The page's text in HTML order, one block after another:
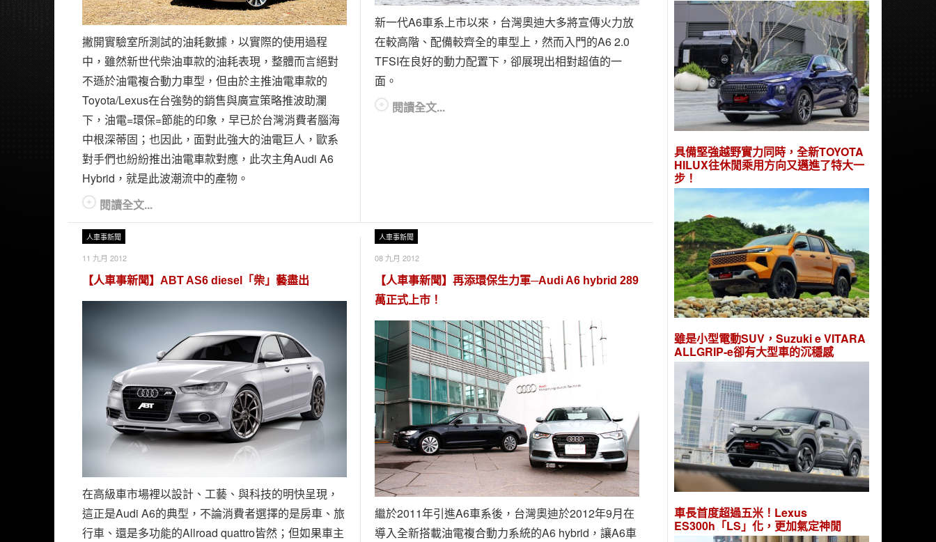
撇開實驗室所測試的油耗數據，以實際的使用過程
中，雖然新世代柴油車款的油耗表現，整體而言絕對
不遜於油電複合動力車型，但由於主推油電車款的
Toyota/Lexus在台強勢的銷售與廣宣策略推波助瀾
下，油電=環保=節能的印象，早已於台灣消費者腦海
中根深蒂固；也因此，面對此強大的油電巨人，歐系
對手們也紛紛推出油電車款對應，此次主角Audi A6
Hybrid，就是此波潮流中的產物。
閱讀全文...
新一代A6車系上市以來，台灣奧迪大多將宣傳火力放
在較高階、配備較齊全的車型上，然而入門的A6 2.0
TFSI在良好的動力配置下，卻展現出相對超值的一
面。
閱讀全文...
人車事新聞
11 九月 2012
【人車事新聞】ABT AS6 diesel「柴」藝盡出
在高級車市場裡以設計、工藝、與科技的明快呈現，
這正是Audi A6的典型，不論消費者選擇的是房車、旅
行車、還是多功能的Allroad quattro皆然；但如果車主
人車事新聞
08 九月 2012
【人車事新聞】再添環保生力軍─Audi A6 hybrid 289
萬正式上市！
繼於2011年引進A6車系後，台灣奧迪於2012年9月在
導入全新搭載油電複合動力系統的A6 hybrid，讓A6車
具備堅強越野實力同時，全新TOYOTA
HILUX往休閒乘用方向又邁進了特大一
步！
雖是小型電動SUV，Suzuki e VITARA
ALLGRIP-e卻有大型車的沉穩感
車長首度超過五米！Lexus
ES300h「LS」化，更加氣定神閒